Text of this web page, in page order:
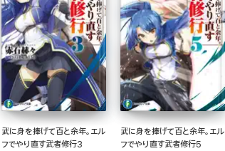
武に身を捧げて百と余年。エル
フでやり直す武者修行3
武に身を捧げて百と余年。エル
フでやり直す武者修行5